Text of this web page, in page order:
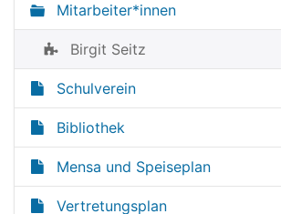
i
a
t
i
o
n
Mitarbeiter*innen
Birgit Seitz
Schulverein
Bibliothek
Mensa und Speiseplan
Vertretungsplan